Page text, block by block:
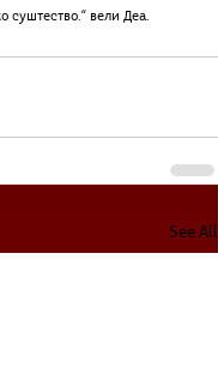
суштество.“ вели Деа.
See All